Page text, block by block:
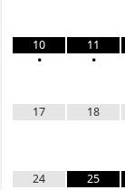
10
•
11
•
17 18
24
25